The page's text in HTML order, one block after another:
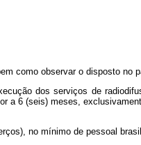
como observar o disposto no
dos serviços de
a 6 (seis) meses,
no mínimo de pessoal